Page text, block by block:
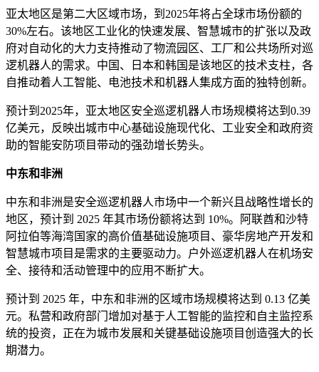
亚太地区是第二大区域市场，到2025年将占全球市场份额的
30%左右。该地区工业化的快速发展、智慧城市的扩张以及政
府对自动化的大力支持推动了物流园区、工厂和公共场所对巡
逻机器人的需求。中国、日本和韩国是该地区的技术支柱，各
自推动着人工智能、电池技术和机器人集成方面的独特创新。
预计到2025年，亚太地区安全巡逻机器人市场规模将达到0.39
亿美元，反映出城市中心基础设施现代化、工业安全和政府资
助的智能安防项目带动的强劲增长势头。
中东和非洲
中东和非洲是安全巡逻机器人市场中一个新兴且战略性增长的
地区，预计到 2025 年其市场份额将达到 10%。阿联酋和沙特
阿拉伯等海湾国家的高价值基础设施项目、豪华房地产开发和
智慧城市项目是需求的主要驱动力。户外巡逻机器人在机场安
全、接待和活动管理中的应用不断扩大。
预计到 2025 年，中东和非洲的区域市场规模将达到 0.13 亿美
元。私营和政府部门增加对基于人工智能的监控和自主监控系
统的投资，正在为城市发展和关键基础设施项目创造强大的长
期潜力。